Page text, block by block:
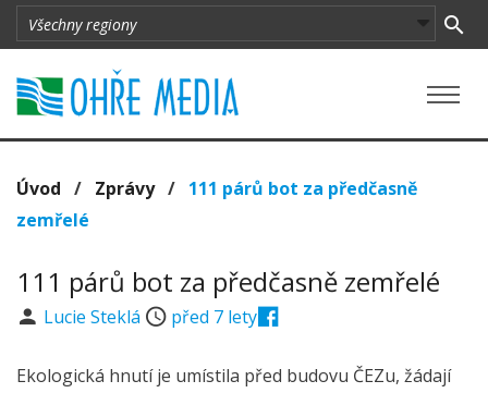
Úvod / Zprávy/ 111 párů bot za předčasně
zemřelé
111 párů bot za předčasně zemřelé
Lucie Steklá před 7 lety
Ekologická hnutí je umístila před budovu ČEZu, žádají